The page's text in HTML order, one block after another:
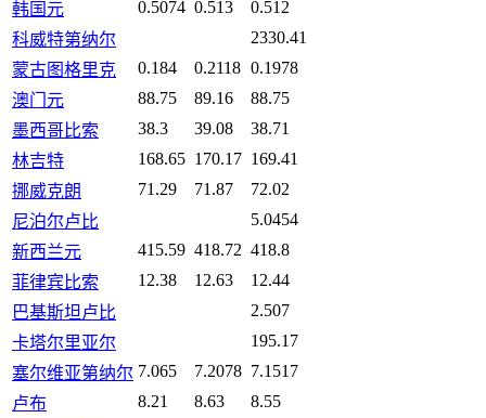
韩国元 0.5074 0.513
0.512
科威特第纳尔
2330.41
蒙古图格里克
0.184 0.2118 0.1978
澳门元
88.75 89.16
88.75
墨西哥比索
38.3 39.08
38.71
林吉特
168.65 170.17 169.41
挪威克朗
71.29 71.87
72.02
尼泊尔卢比
5.0454
新西兰元
415.59 418.72 418.8
菲律宾比索
12.38 12.63
12.44
巴基斯坦卢比
2.507
卡塔尔里亚尔
195.17
塞尔维亚第纳尔 7.065 7.2078 7.1517
卢布
8.21 8.63
8.55